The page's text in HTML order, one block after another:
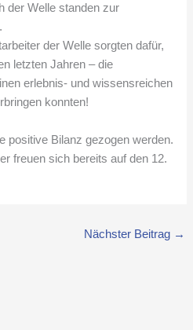
der Welle standen zur
der Welle sorgten dafür,
letzten Jahren – die
erlebnis- und wissensreichen
konnten!
positive Bilanz gezogen werden.
freuen sich bereits auf den 12.
Nächster Beitrag →